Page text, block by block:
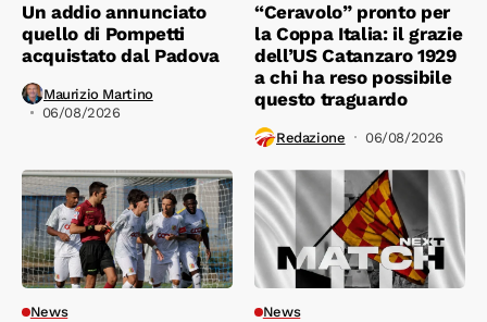
Un addio annunciato
quello di Pompetti
acquistato dal Padova
Maurizio Martino
06/08/2026
“Ceravolo” pronto per
la Coppa Italia: il grazie
dell’US Catanzaro 1929
a chi ha reso possibile
questo traguardo
Redazione 06/08/2026
News News